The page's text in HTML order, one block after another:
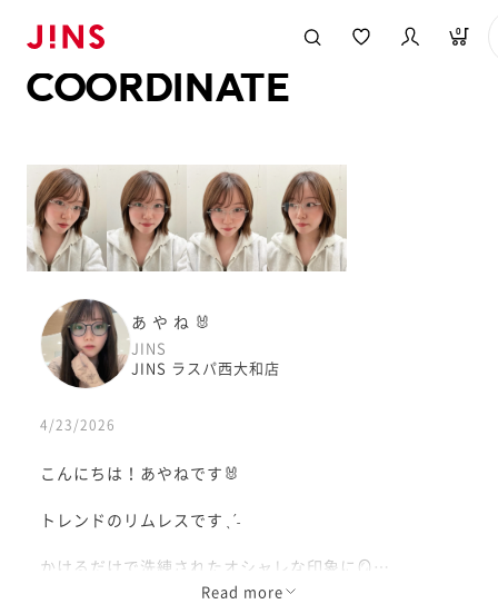
0
COORDINATE
あ や ね 🐰
JINS
JINS ラスパ西大和店
4/23/2026
こんにちは！あやねです🐰
トレンドのリムレスですˎˊ˗
かけるだけで洗練されたオシャレな印象に🪞
Read more